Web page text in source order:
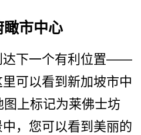
瞰市中心
达下一个有利位置——
可以看­到新加坡市中
上标记为莱佛士坊
中，您可以看到美丽的